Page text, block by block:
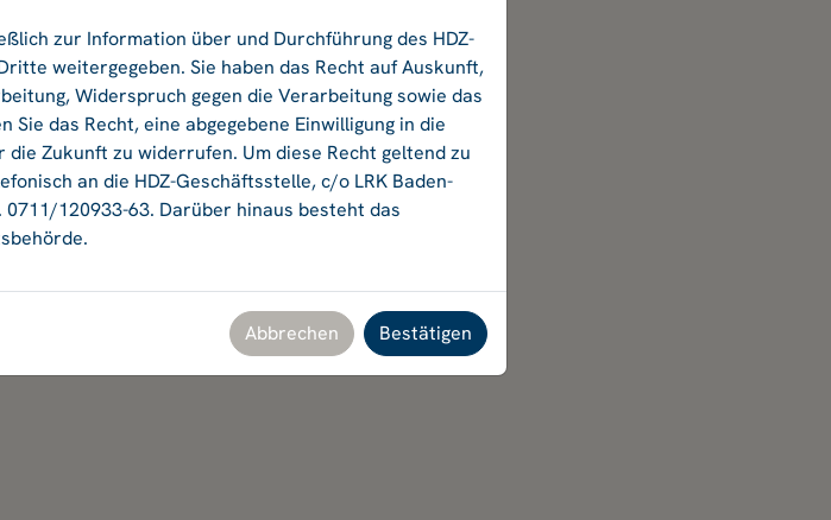
Ok
zur Information über und Durchführung des HDZ-
weitergegeben. Sie haben das Recht auf Auskunft,
Widerspruch gegen die Verarbeitung sowie das
das Recht, eine abgegebene Einwilligung in die
Zukunft zu widerrufen. Um diese Recht geltend zu
an die HDZ-Geschäftsstelle, c/o LRK Baden-
120933-63. Darüber hinaus besteht das
Abbrechen Bestätigen